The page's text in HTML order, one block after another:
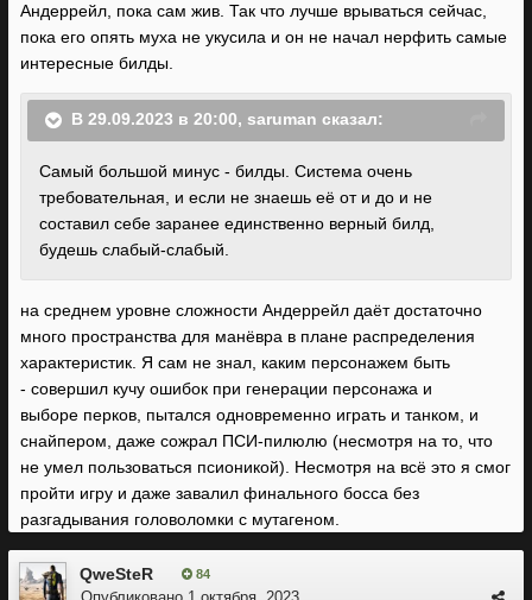
Андеррейл, пока сам жив. Так что лучше врываться сейчас,
пока его опять муха не укусила и он не начал нерфить самые
интересные билды.
В 29.09.2023 в 20:00, saruman сказал:
Самый большой минус - билды. Система очень
требовательная, и если не знаешь её от и до и не
составил себе заранее единственно верный билд,
будешь слабый-слабый.
на среднем уровне сложности Андеррейл даёт достаточно
много пространства для манёвра в плане распределения
характеристик. Я сам не знал, каким персонажем быть
- совершил кучу ошибок при генерации персонажа и
выборе перков, пытался одновременно играть и танком, и
снайпером, даже сожрал ПСИ-пилюлю (несмотря на то, что
не умел пользоваться псионикой). Несмотря на всё это я смог
пройти игру и даже завалил финального босса без
разгадывания головоломки с мутагеном.
QweSteR 84